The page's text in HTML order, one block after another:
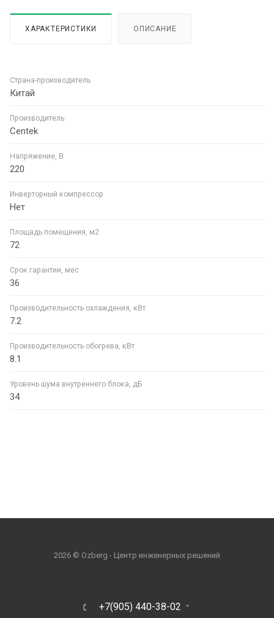
ХАРАКТЕРИСТИКИ ОПИСАНИЕ
Страна-производитель
Китай
Производитель
Centek
Напряжение, В
220
Инверторный компрессор
Нет
Площадь помещения, м2
72
Срок гарантии, мес
36
Производительность охлаждения, кВт
7.2
Производительность обогрева, кВт
8.1
Уровень шума внутреннего блока, дБ
34
2026 © Ozberg - Центр инженерных решений
+7(905) 440-38-02